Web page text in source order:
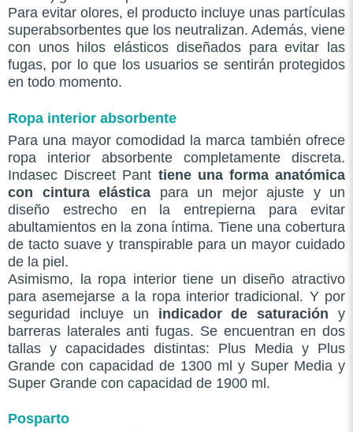
Para evitar olores, el producto incluye unas partículas
superabsorbentes que los neutralizan. Además, viene
con unos hilos elásticos diseñados para evitar las
fugas, por lo que los usuarios se sentirán protegidos
en todo momento.
Ropa interior absorbente
Para una mayor comodidad la marca también ofrece
ropa interior absorbente completamente discreta.
Indasec Discreet Pant tiene una forma anatómica
con cintura elástica para un mejor ajuste y un
diseño estrecho en la entrepierna para evitar
abultamientos en la zona íntima. Tiene una cobertura
de tacto suave y transpirable para un mayor cuidado
de la piel.
Asimismo, la ropa interior tiene un diseño atractivo
para asemejarse a la ropa interior tradicional. Y por
seguridad incluye un indicador de saturación y
barreras laterales anti fugas. Se encuentran en dos
tallas y capacidades distintas: Plus Media y Plus
Grande con capacidad de 1300 ml y Super Media y
Super Grande con capacidad de 1900 ml.
Posparto